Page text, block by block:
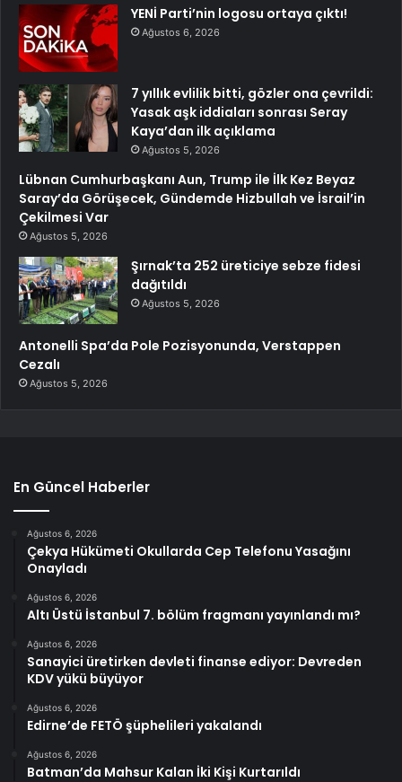
YENİ Parti’nin logosu ortaya çıktı!
Ağustos 6, 2026
7 yıllık evlilik bitti, gözler ona çevrildi:
Yasak aşk iddiaları sonrası Seray
Kaya’dan ilk açıklama
Ağustos 5, 2026
Lübnan Cumhurbaşkanı Aun, Trump ile İlk Kez Beyaz
Saray’da Görüşecek, Gündemde Hizbullah ve İsrail’in
Çekilmesi Var
Ağustos 5, 2026
Şırnak’ta 252 üreticiye sebze fidesi
dağıtıldı
Ağustos 5, 2026
Antonelli Spa’da Pole Pozisyonunda, Verstappen
Cezalı
Ağustos 5, 2026
En Güncel Haberler
Ağustos 6, 2026
Çekya Hükümeti Okullarda Cep Telefonu Yasağını
Onayladı
Ağustos 6, 2026
Altı Üstü İstanbul 7. bölüm fragmanı yayınlandı mı?
Ağustos 6, 2026
Sanayici üretirken devleti finanse ediyor: Devreden
KDV yükü büyüyor
Ağustos 6, 2026
Edirne’de FETÖ şüphelileri yakalandı
Ağustos 6, 2026
Batman’da Mahsur Kalan İki Kişi Kurtarıldı